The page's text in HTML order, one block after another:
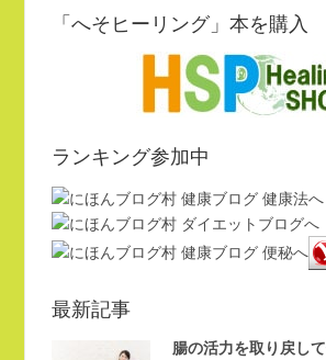
「へそヒーリング」本を購入
ランキング参加中
最新記事
腸の活力を取り戻し